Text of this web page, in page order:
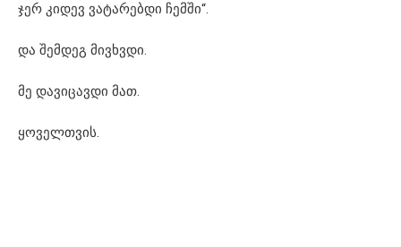
ჯერ კიდევ ვატარებდი ჩემში“.
და შემდეგ მივხვდი.
მე დავიცავდი მათ.
ყოველთვის.